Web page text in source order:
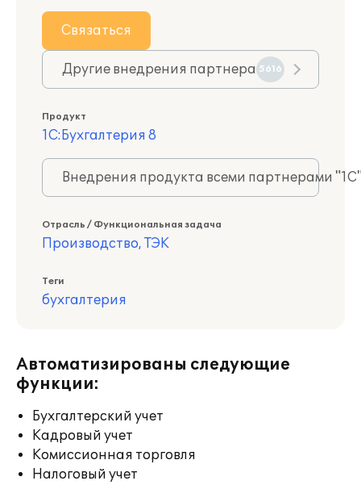
Связаться
Другие внедрения партнера 5616
Продукт
1С:Бухгалтерия 8
Внедрения продукта всеми партнерами
Отрасль / Функциональная задача
Производство, ТЭК
Теги
бухгалтерия
Автоматизированы следующие
функции:
Бухгалтерский учет
Кадровый учет
Комиссионная торговля
Налоговый учет